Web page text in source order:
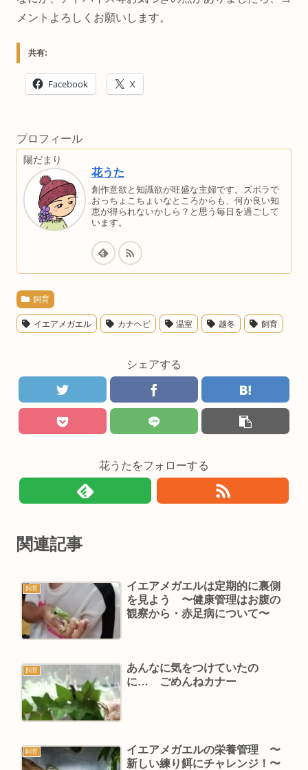
メントよろしくお願いします。
共有:
Facebook X
プロフィール
陽だまり
花うた
創作意欲と知識欲が旺盛な主婦です。ズボラで
おっちょこちょいなところからも、何か良い知
恵が得られないかしら？と思う毎日を過ごして
います。
飼育
イエアメガエル カナヘビ 温室 越冬 飼育
シェアする
花うたをフォローする
関連記事
飼育
イエアメガエルは定期的に裏側
を見よう 〜健康管理はお腹の
観察から・赤足病について〜
飼育
あんなに気をつけていたの
に… ごめんねカナー
飼育
イエアメガエルの栄養管理 〜
新しい練り餌にチャレンジ！〜